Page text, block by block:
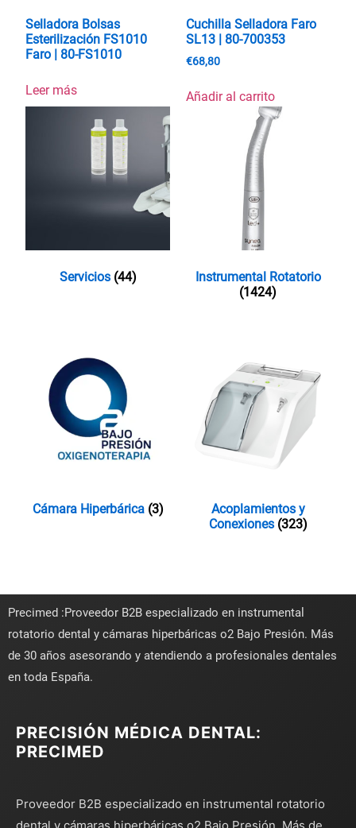
Selladora Bolsas
Esterilización FS1010
Faro | 80-FS1010
Leer más
Cuchilla Selladora Faro
SL13 | 80-700353
€68,80
Añadir al carrito
Servicios (44)
Instrumental Rotatorio
(1424)
Cámara Hiperbárica (3)
Acoplamientos y
Conexiones (323)
Precimed :Proveedor B2B especializado en instrumental
rotatorio dental y cámaras hiperbáricas o2 Bajo Presión. Más
de 30 años asesorando y atendiendo a profesionales dentales
en toda España.
PRECISIÓN MÉDICA DENTAL:
PRECIMED
Proveedor B2B especializado en instrumental rotatorio